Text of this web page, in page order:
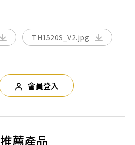
TH1520S_V2.jpg
會員登入
推薦產品